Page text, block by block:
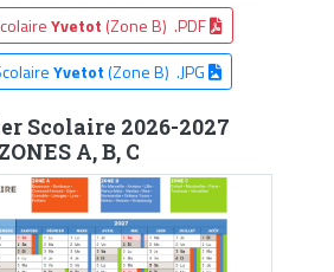
Yvetot (Zone B) .PDF
Yvetot(Zone B) .JPG
Scolaire 2026-2027
ZONES A, B, C